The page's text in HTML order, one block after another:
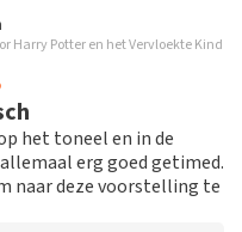
Harry Potter en het Vervloekte Kind
het toneel en in de
erg goed getimed.
naar deze voorstelling te